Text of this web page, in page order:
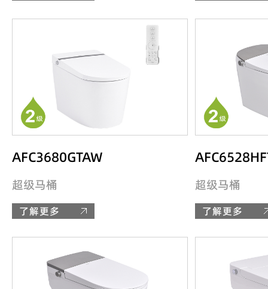
AFC3680GTAW
超级马桶
了解更多
超级马桶
了解更多